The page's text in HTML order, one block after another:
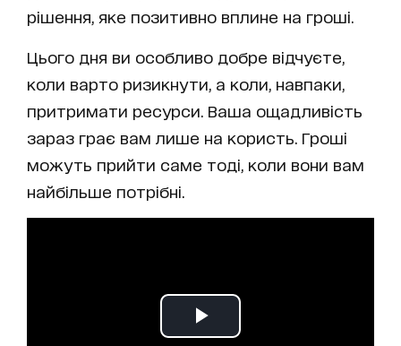
рішення, яке позитивно вплине на гроші.
Цього дня ви особливо добре відчуєте,
коли варто ризикнути, а коли, навпаки,
притримати ресурси. Ваша ощадливість
зараз грає вам лише на користь. Гроші
можуть прийти саме тоді, коли вони вам
найбільше потрібні.